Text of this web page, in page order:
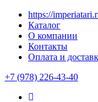
https://
Каталог
О компании
Контакты
Оплата и
+7 (978) 226-43-40